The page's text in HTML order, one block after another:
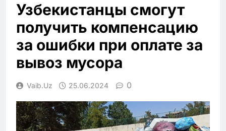
Узбекистанцы смогут
получить компенсацию
за ошибки при оплате за
вывоз мусора
Vaib.uz 25.06.2024 0